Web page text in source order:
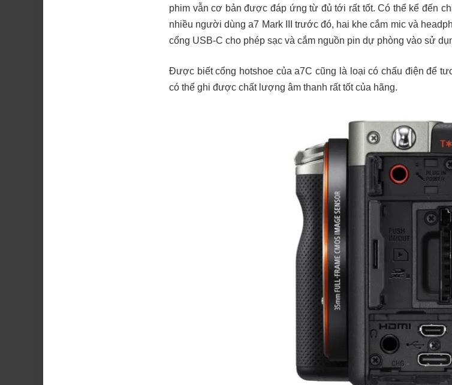
phim vẫn cơ bản được đáp ứng từ đủ tới rất tốt. Có thể kể đến
nhiều người dùng a7 Mark III trước đó, hai khe cắm mic và
cổng USB-C cho phép sạc và cắm nguồn pin dự phòng vào sử
Được biết cổng hotshoe của a7C cũng là loại có chấu điện để
có thể ghi được chất lượng âm thanh rất tốt của hãng.